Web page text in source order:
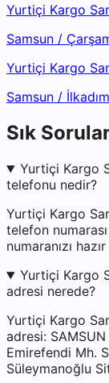
Yurtiçi Kargo
Samsun /
Yurtiçi Kargo
Samsun / İlkadım
Sık
Yurtiçi Kargo
telefonu nedir?
Yurtiçi Kargo
telefon
numaranızı
Yurtiçi Kargo
adresi nerede?
Yurtiçi Kargo
adresi:
Emirefendi Mh.
Süleymanoğlu